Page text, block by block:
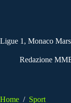
Ligue 1, Monaco
Redazione
Home / Sport